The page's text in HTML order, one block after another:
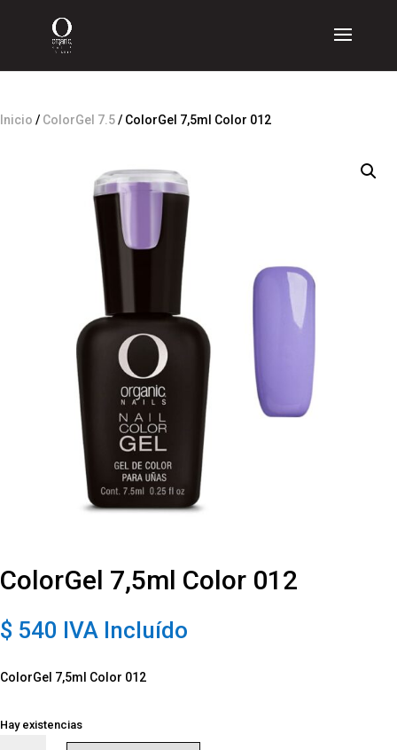
Inicio / ColorGel 7.5/ ColorGel 7,5ml Color 012
ColorGel 7,5ml Color 012
$ 540 IVA Incluído
ColorGel 7,5ml Color 012
Hay existencias